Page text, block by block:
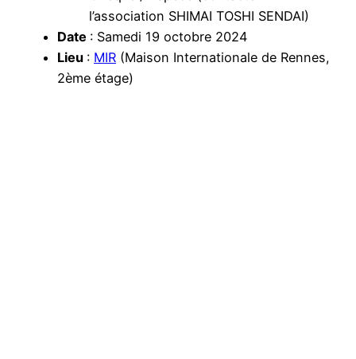
l’association SHIMAI TOSHI SENDAI)
Date : Samedi 19 octobre 2024
Lieu : MIR (Maison Internationale de Rennes,
2ème étage)